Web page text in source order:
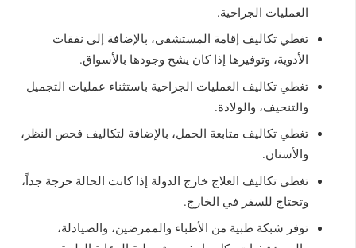
العمليات الجراحية.
تغطي تكاليف إقامة المستشفى، بالإضافة إلى نفقات
الأدوية، وتوفيرها إذا كان يشح وجودها بالأسواق.
تغطي تكاليف العمليات الجراحية باستثناء عمليات التجميل
والتنحيف، والولادة.
تغطي تكاليف متابعة الحمل، بالإضافة لتكاليف فحص النظر،
والأسنان.
تغطي تكاليف العلاج خارج الدولة إذا كانت الحالة حرجة جداً،
وتحتاج للسفر في الخارج.
توفر شبكة طبية من الأطباء والممرضين، والصيادلة،